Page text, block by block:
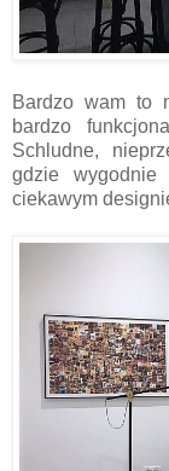
Bardzo wam to
bardzo
Schludne,
gdzie wygodnie
ciekawym